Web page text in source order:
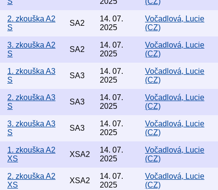
2. zkouška A2
S
SA2
14. 07.
2025
Vočadlová, Lucie
(CZ)
3. zkouška A2
S
SA2
14. 07.
2025
Vočadlová, Lucie
(CZ)
1. zkouška A3
S
SA3
14. 07.
2025
Vočadlová, Lucie
(CZ)
2. zkouška A3
S
SA3
14. 07.
2025
Vočadlová, Lucie
(CZ)
3. zkouška A3
S
SA3
14. 07.
2025
Vočadlová, Lucie
(CZ)
1. zkouška A2
XS
XSA2
14. 07.
2025
Vočadlová, Lucie
(CZ)
2. zkouška A2
XS
XSA2
14. 07.
2025
Vočadlová, Lucie
(CZ)